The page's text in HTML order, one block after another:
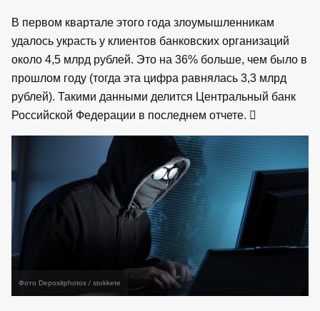
В первом квартале этого года злоумышленникам
удалось украсть у клиентов банковских организаций
около 4,5 млрд рублей. Это на 36% больше, чем было в
прошлом году (тогда эта цифра равнялась 3,3 млрд
рублей). Такими данными делится Центральный банк
Российской Федерации в последнем отчете.
Фото Depositphotos / stokkete